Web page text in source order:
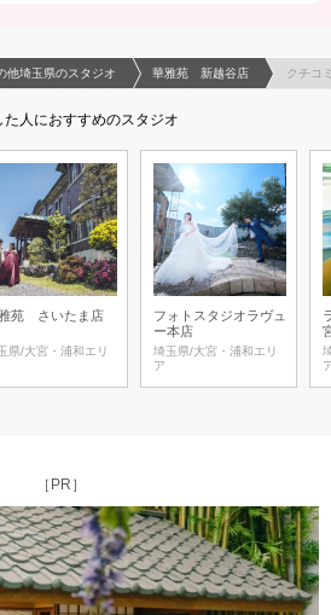
ホーム
他埼玉県のスタジオ 華雅苑 新越谷店 クチコ
人におすすめのスタジオ
苑 さいたま店
県/大宮・浦和エリ
フォトスタジオラヴュ
ー本店
埼玉県/大宮・浦和エリ
ア
［PR］